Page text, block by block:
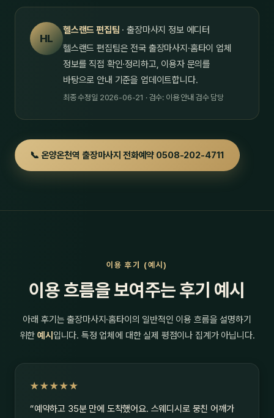
HL
헬스랜드 편집팀 · 출장마사지 정보 에디터
헬스랜드 편집팀은 전국 출장마사지·홈타이 업체
정보를 직접 확인·정리하고, 이용자 문의를
바탕으로 안내 기준을 업데이트합니다.
최종 수정일 2026-06-21 · 검수: 이용 안내 검수 담당
📞 온양온천역 출장마사지 전화예약 0508-202-4711
이용 후기 (예시)
이용 흐름을 보여주는 후기 예시
아래 후기는 출장마사지·홈타이의 일반적인 이용 흐름을 설명하기
위한예시 입니다. 특정 업체에 대한 실제 평점이나 집계가 아닙니다.
★★★★★
“예약하고 35분 만에 도착했어요. 스웨디시로 뭉친 어깨가